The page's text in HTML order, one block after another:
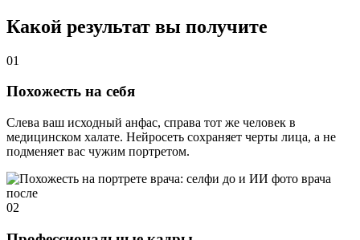
Какой результат вы получите
01
Похожесть на себя
Слева ваш исходный анфас, справа тот же человек в
медицинском халате. Нейросеть сохраняет черты лица, а не
подменяет вас чужим портретом.
02